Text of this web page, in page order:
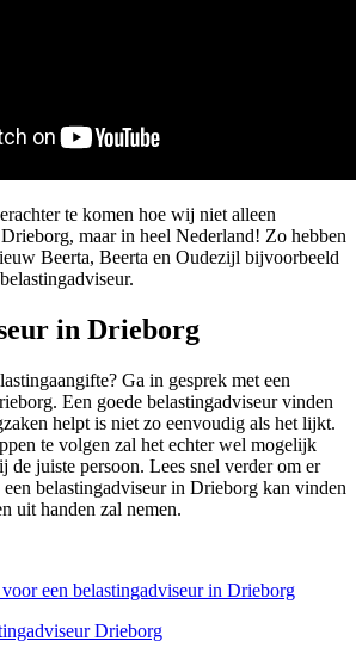
te komen hoe wij niet alleen
maar in heel Nederland! Zo hebben
Beerta, Beerta en Oudezijl bijvoorbeeld
in Drieborg
Ga in gesprek met een
Een goede belastingadviseur vinden
helpt is niet zo eenvoudig als het lijkt.
te volgen zal het echter wel mogelijk
de juiste persoon. Lees snel verder om er
belastingadviseur in Drieborg kan vinden
uit handen zal nemen.
een belastingadviseur in Drieborg
Drieborg